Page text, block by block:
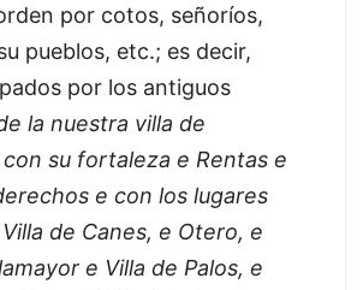
por cotos, señoríos,
pueblos, etc.; es decir,
por los antiguos
la nuestra villa de
su fortaleza e Rentas e
e con los lugares
de Canes, e Otero, e
e Villa de Palos, e